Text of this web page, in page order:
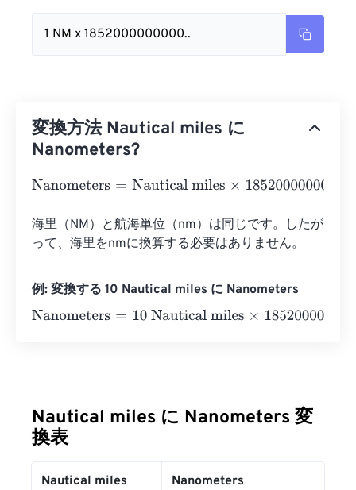
1 NM x 1852000000000..
変換方法 Nautical miles に
Nanometers?
Nanometers= Nautical miles ×1852000000000
海里（NM）と航海単位（nm）は同じです。したが
って、海里をnmに換算する必要はありません。
例: 変換する 10 Nautical miles に Nanometers
Nanometers= 10 Nautical miles ×1852000000000=
Nautical miles に Nanometers 変
換表
Nautical miles Nanometers